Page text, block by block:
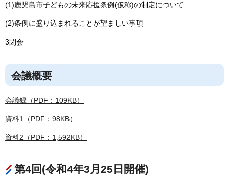
(1)鹿児島市子どもの未来応援条例(仮称)の制定について
(2)条例に盛り込まれることが望ましい事項
3閉会
会議概要
会議録（PDF：109KB）
資料1（PDF：98KB）
資料2（PDF：1,592KB）
第4回(令和4年3月25日開催)